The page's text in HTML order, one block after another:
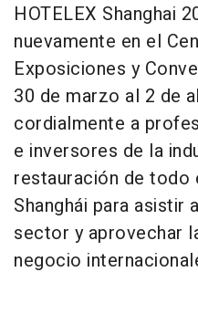
HOTELEX Shanghai
nuevamente en el
Exposiciones y
30 de marzo al 2 de
cordialmente a
e inversores de la
restauración de todo
Shanghái para asistir
sector y aprovechar
negocio